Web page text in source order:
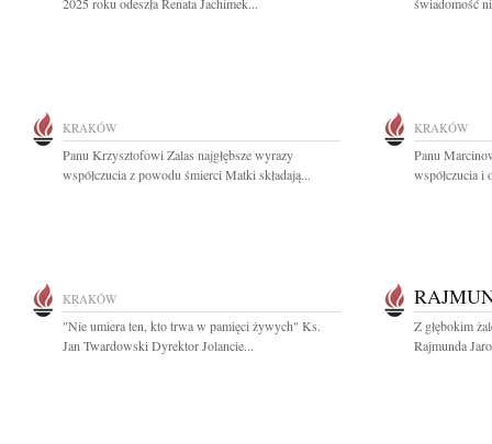
KRAKÓW
Panu Krzysztofowi Zalas najgłębsze wyrazy
współczucia z powodu śmierci Matki składają...
KRAKÓW
Panu
współczucia i
KRAKÓW
"Nie umiera ten, kto trwa w pamięci żywych" Ks.
Jan Twardowski Dyrektor Jolancie...
Z głębokim
Rajmunda